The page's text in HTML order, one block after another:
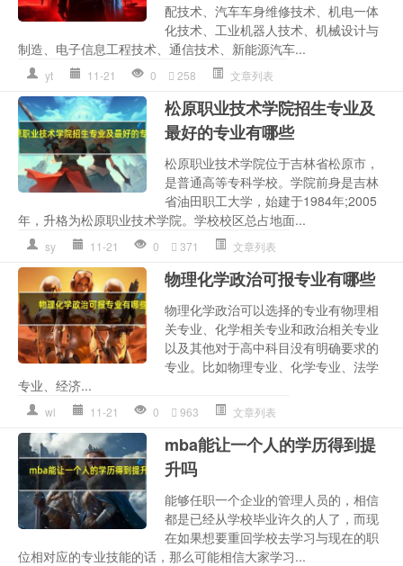
配技术、汽车车身维修技术、机电一体
化技术、工业机器人技术、机械设计与
制造、电子信息工程技术、通信技术、新能源汽车...
yt 11-21 0 258 文章列表
松原职业技术学院招生专业及
最好的专业有哪些
松原职业技术学院位于吉林省松原市，
是普通高等专科学校。学院前身是吉林
省油田职工大学，始建于1984年;2005
年，升格为松原职业技术学院。学校校区总占地面...
sy 11-21 0 371 文章列表
物理化学政治可报专业有哪些
物理化学政治可以选择的专业有物理相
关专业、化学相关专业和政治相关专业
以及其他对于高中科目没有明确要求的
专业。比如物理专业、化学专业、法学
专业、经济...
wl 11-21 0 963 文章列表
mba能让一个人的学历得到提
升吗
能够任职一个企业的管理人员的，相信
都是已经从学校毕业许久的人了，而现
在如果想要重回学校去学习与现在的职
位相对应的专业技能的话，那么可能相信大家学习...